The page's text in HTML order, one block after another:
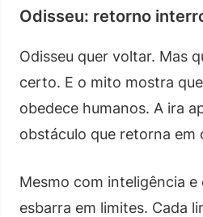
Odisseu: retorno
Odisseu quer voltar. Mas
certo. E o mito mostra
obedece humanos. A ira
obstáculo que retorna em
Mesmo com inteligência e
esbarra em limites. Cada